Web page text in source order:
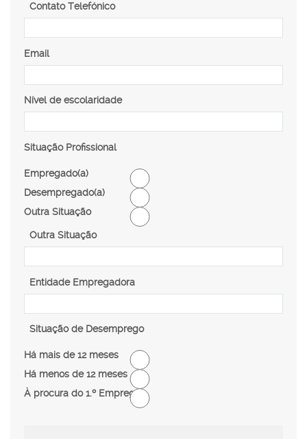
Contato Telefónico
Email
Nível de escolaridade
Situação Profissional
Empregado(a)
Desempregado(a)
Outra Situação
Outra Situação
Entidade Empregadora
Situação de Desemprego
Há mais de 12 meses
Há menos de 12 meses
À procura do 1.º Emprego